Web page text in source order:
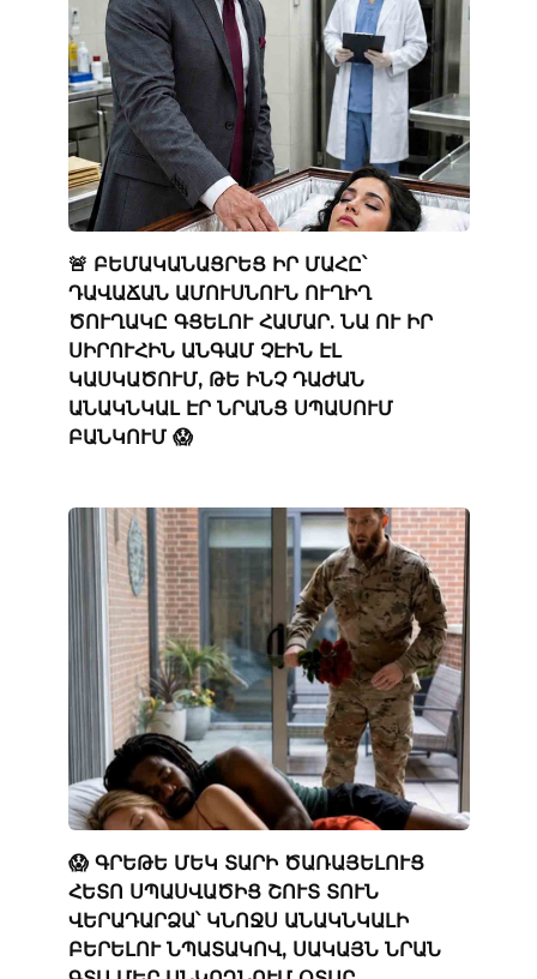
🚨 ԲԵՄԱԿԱՆԱՑՐԵՑ ԻՐ ՄԱՀԸ՝
ԴԱՎԱՃԱՆ ԱՄՈՒՍՆՈՒՆ ՈՒՂԻՂ
ԾՈՒՂԱԿԸ ԳՑԵԼՈՒ ՀԱՄԱՐ. ՆԱ ՈՒ ԻՐ
ՍԻՐՈՒՀԻՆ ԱՆԳԱՄ ՉԷԻՆ ԷԼ
ԿԱՍԿԱԾՈՒՄ, ԹԵ ԻՆՉ ԴԱԺԱՆ
ԱՆԱԿՆԿԱԼ ԷՐ ՆՐԱՆՑ ՍՊԱՍՈՒՄ
ԲԱՆԿՈՒՄ 😱
😱 ԳՐԵԹԵ ՄԵԿ ՏԱՐԻ ԾԱՌԱՅԵԼՈՒՑ
ՀԵՏՈ ՍՊԱՍՎԱԾԻՑ ՇՈՒՏ ՏՈՒՆ
ՎԵՐԱԴԱՐՁԱ՝ ԿՆՈՋՍ ԱՆԱԿՆԿԱԼԻ
ԲԵՐԵԼՈՒ ՆՊԱՏԱԿՈՎ, ՍԱԿԱՅՆ ՆՐԱՆ